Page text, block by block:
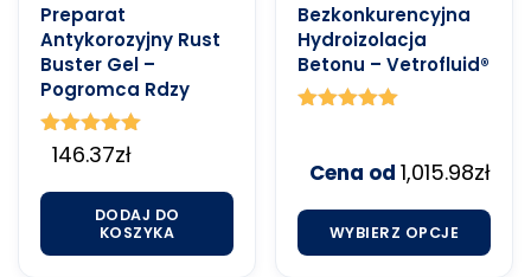
Preparat
Antykorozyjny Rust
Buster Gel –
Pogromca Rdzy
Oceniono
5.00
146.37zł
DODAJ DO
KOSZYKA
Bezkonkurencyjna
Hydroizolacja
Betonu – Vetrofluid®
na 5
Cena od 1,015.98zł
WYBIERZ OPCJE